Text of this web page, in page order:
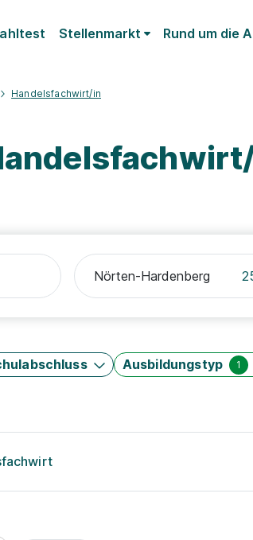
Stellenmarkt Rund um die
Handelsfachwirt/in
Ausbildungstyp 1